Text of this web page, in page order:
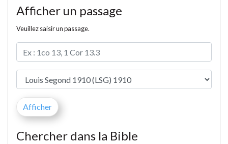
Afficher un passage
Veuillez saisir un passage.
Chercher dans la Bible